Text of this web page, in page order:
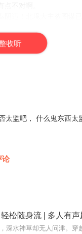
违！北境大主教图谋
的神国。“没有外挂那
传播，违者将追究其法
：
收听
监吧， 什么鬼东西太
论
松随身流 | 多人有声